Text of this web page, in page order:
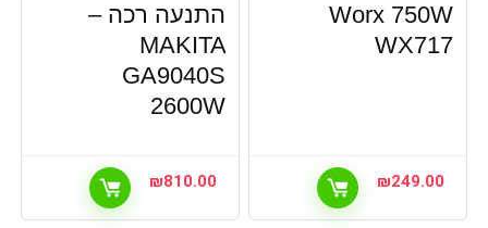
Worx 750W
WX717
₪249.00
התנעה רכה –
MAKITA
GA9040S
2600W
₪810.00